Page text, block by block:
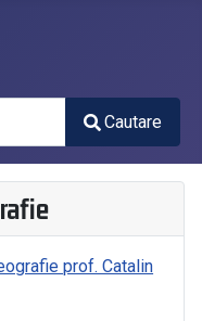
Cautare
prof. Catalin